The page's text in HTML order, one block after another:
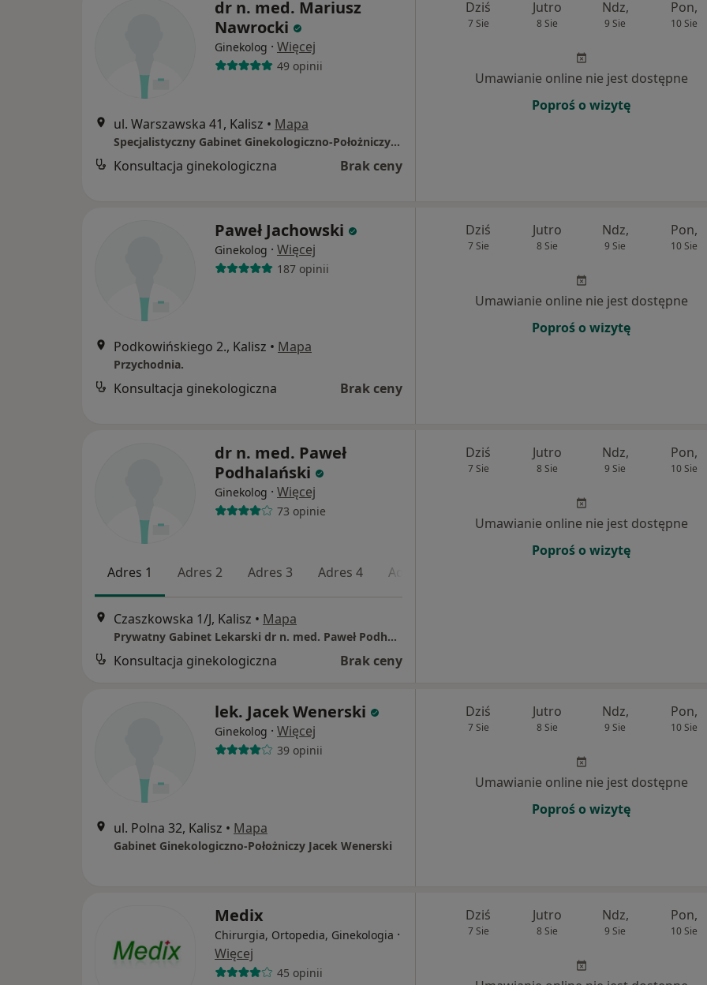
dr n. med. Mariusz
Nawrocki
Ginekolog · Więcej
49 opinii
ul. Warszawska 41, Kalisz • Mapa
Specjalistyczny Gabinet Ginekologiczno-Położniczy ENMED
Konsultacja ginekologiczna Brak ceny
Dziś
7 Sie
Jutro
8 Sie
Ndz,
9 Sie
Pon,
10 Sie
Umawianie online nie jest dostępne
Poproś o wizytę
Paweł Jachowski
Ginekolog · Więcej
187 opinii
Podkowińskiego 2., Kalisz • Mapa
Przychodnia.
Konsultacja ginekologiczna Brak ceny
Dziś
7 Sie
Jutro
8 Sie
Ndz,
9 Sie
Pon,
10 Sie
Umawianie online nie jest dostępne
Poproś o wizytę
dr n. med. Paweł
Podhalański
Ginekolog · Więcej
73 opinie
Adres 1 Adres 2 Adres 3 Adres 4 Adres 5
Czaszkowska 1/J, Kalisz • Mapa
Prywatny Gabinet Lekarski dr n. med. Paweł Podhalański
Konsultacja ginekologiczna Brak ceny
Dziś
7 Sie
Jutro
8 Sie
Ndz,
9 Sie
Pon,
10 Sie
Umawianie online nie jest dostępne
Poproś o wizytę
lek. Jacek Wenerski
Ginekolog · Więcej
39 opinii
ul. Polna 32, Kalisz • Mapa
Gabinet Ginekologiczno-Położniczy Jacek Wenerski
Dziś
7 Sie
Jutro
8 Sie
Ndz,
9 Sie
Pon,
10 Sie
Umawianie online nie jest dostępne
Poproś o wizytę
Medix
Chirurgia, Ortopedia, Ginekologia ·
Więcej
45 opinii
Dziś
7 Sie
Jutro
8 Sie
Ndz,
9 Sie
Pon,
10 Sie